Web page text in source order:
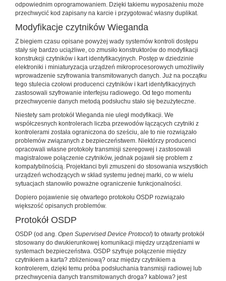
odpowiednim oprogramowaniem. Dzięki takiemu wyposażeniu może
przechwycić kod zapisany na karcie i przygotować własny duplikat.
Modyfikacje czytników Wieganda
Z biegiem czasu opisane powyżej wady systemów kontroli dostępu
stały się bardzo uciążliwe, co zmusiło konstruktorów do modyfikacji
konstrukcji czytników i kart identyfikacyjnych. Postęp w dziedzinie
elektroniki i miniaturyzacja urządzeń mikroprocesorowych umożliwiły
wprowadzenie szyfrowania transmitowanych danych. Już na początku
tego stulecia czołowi producenci czytników i kart identyfikacyjnych
zastosowali szyfrowanie interfejsu radiowego. Od tego momentu
przechwycenie danych metodą podsłuchu stało się bezużyteczne.
Niestety sam protokół Wieganda nie uległ modyfikacji. We
współczesnych kontrolerach liczba przewodów łączących czytniki z
kontrolerami została ograniczona do sześciu, ale to nie rozwiązało
problemów związanych z bezpieczeństwem. Niektórzy producenci
opracowali własne protokoły transmisji szeregowej i zastosowali
magistralowe połączenie czytników, jednak pojawił się problem z
kompatybilnością. Projektanci byli zmuszeni do stosowania wszystkich
urządzeń wchodzących w skład systemu jednej marki, co w wielu
sytuacjach stanowiło poważne ograniczenie funkcjonalności.
Dopiero pojawienie się otwartego protokołu OSDP rozwiązało
większość opisanych problemów.
Protokół OSDP
OSDP (od ang. Open Supervised Device Protocol) to otwarty protokół
stosowany do dwukierunkowej komunikacji między urządzeniami w
systemach bezpieczeństwa. OSDP szyfruje połączenie między
czytnikiem a karta? zbliżeniową? oraz między czytnikiem a
kontrolerem, dzięki temu próba podsłuchania transmisji radiowej lub
przechwycenia danych transmitowanych droga? kablowa? jest